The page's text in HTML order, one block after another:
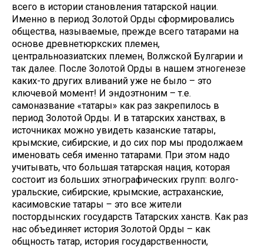
всего в истории становления татарской нации.
Именно в период Золотой Орды сформировались
общества, называемые, прежде всего татарами на
основе древнетюркских племен,
центральноазиатских племен, Волжской Булгарии и
так далее. После Золотой Орды в нашем этногенезе
каких-то других вливаний уже не было – это
ключевой момент! И эндоэтноним – т.е.
самоназвание «татары» как раз закрепилось в
период Золотой Орды. И в татарских ханствах, в
источниках можно увидеть казанские татары,
крымские, сибирские, и до сих пор мы продолжаем
именовать себя именно татарами. При этом надо
учитывать, что большая татарская нация, которая
состоит из больших этнографических групп: волго-
уральские, сибирские, крымские, астраханские,
касимовские татары – это все жители
постордынских государств Татарских ханств. Как раз
нас объединяет история Золотой Орды – как
общность татар, история государственности,